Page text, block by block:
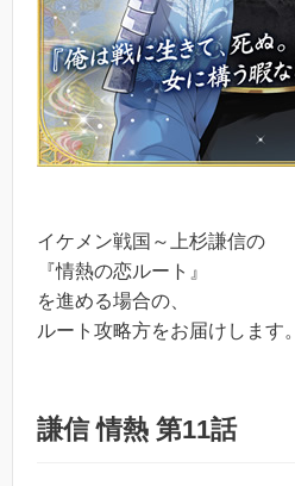
イケメン戦国～上杉謙信の
『情熱の恋ルート』
を進める場合の、
ルート攻略方をお届けします。
謙信 情熱 第11話